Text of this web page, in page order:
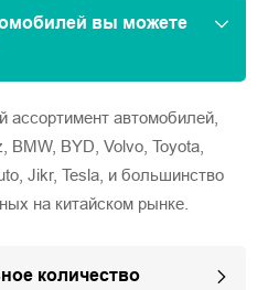
вы можете
автомобилей,
BMW, BYD, Volvo, Toyota,
Jikr, Tesla, и большинство
на китайском рынке.
количество